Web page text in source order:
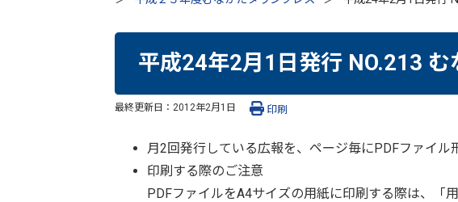
平成24年2月1日発行 NO.213 む
最終更新日： 2012年2月1日 印刷
月2回発行している広報を、ページ毎にPDFファイル
印刷する際のご注意
PDFファイルをA4サイズの用紙に印刷する際は、「